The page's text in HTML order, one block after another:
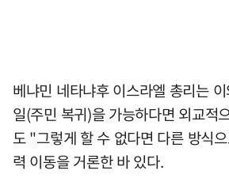
베냐민 네타냐후 이스라엘 총리는
일(주민 복귀)을 가능하다면 외교적
도 "그렇게 할 수 없다면 다른 방식
력 이동을 거론한 바 있다.